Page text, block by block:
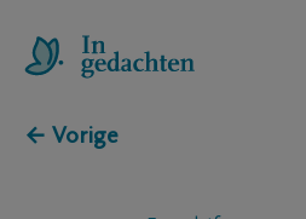
← Vorige